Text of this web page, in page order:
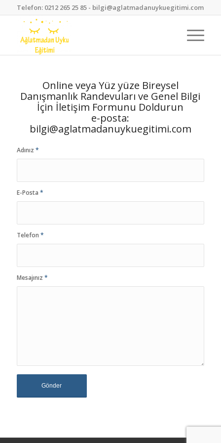
Telefon: 0212 265 25 85 - bilgi@aglatmadanuykuegitimi.com
Online veya Yüz yüze Bireysel
Danışmanlık Randevuları ve Genel Bilgi
İçin İletişim Formunu Doldurun
e-posta:
bilgi@aglatmadanuykuegitimi.com
Adınız *
E-Posta *
Telefon *
Mesajınız *